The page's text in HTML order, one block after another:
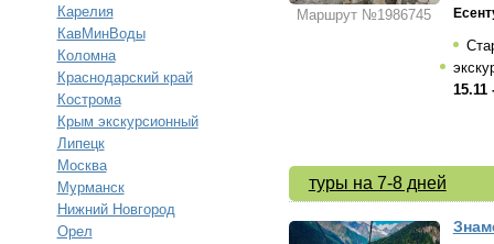
Карелия
КавМинВоды
Коломна
Краснодарский край
Кострома
Крым экскурсионный
Липецк
Москва
Мурманск
Нижний Новгород
Орел
Маршрут №1986745
15.11
туры на 7-8 дней